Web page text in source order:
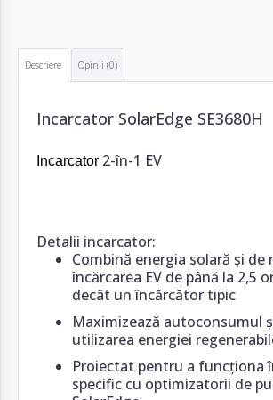
Descriere Opinii (0)
Incarcator SolarEdge SE3680H
Incarcator 2-în-1 EV
Detalii incarcator:
Combină energia solară și de
încărcarea EV de până la 2,5
decât un încărcător tipic
Maximizează autoconsumul
utilizarea energiei
Proiectat pentru a funcționa
specific cu optimizatorii de